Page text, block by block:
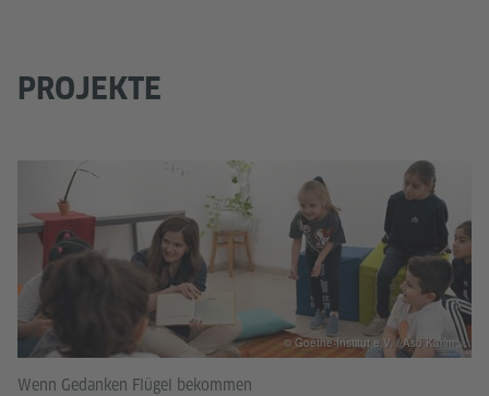
PROJEKTE
Wenn Gedanken Flügel bekommen
© Goethe-Institut e.V. / Aso Karim